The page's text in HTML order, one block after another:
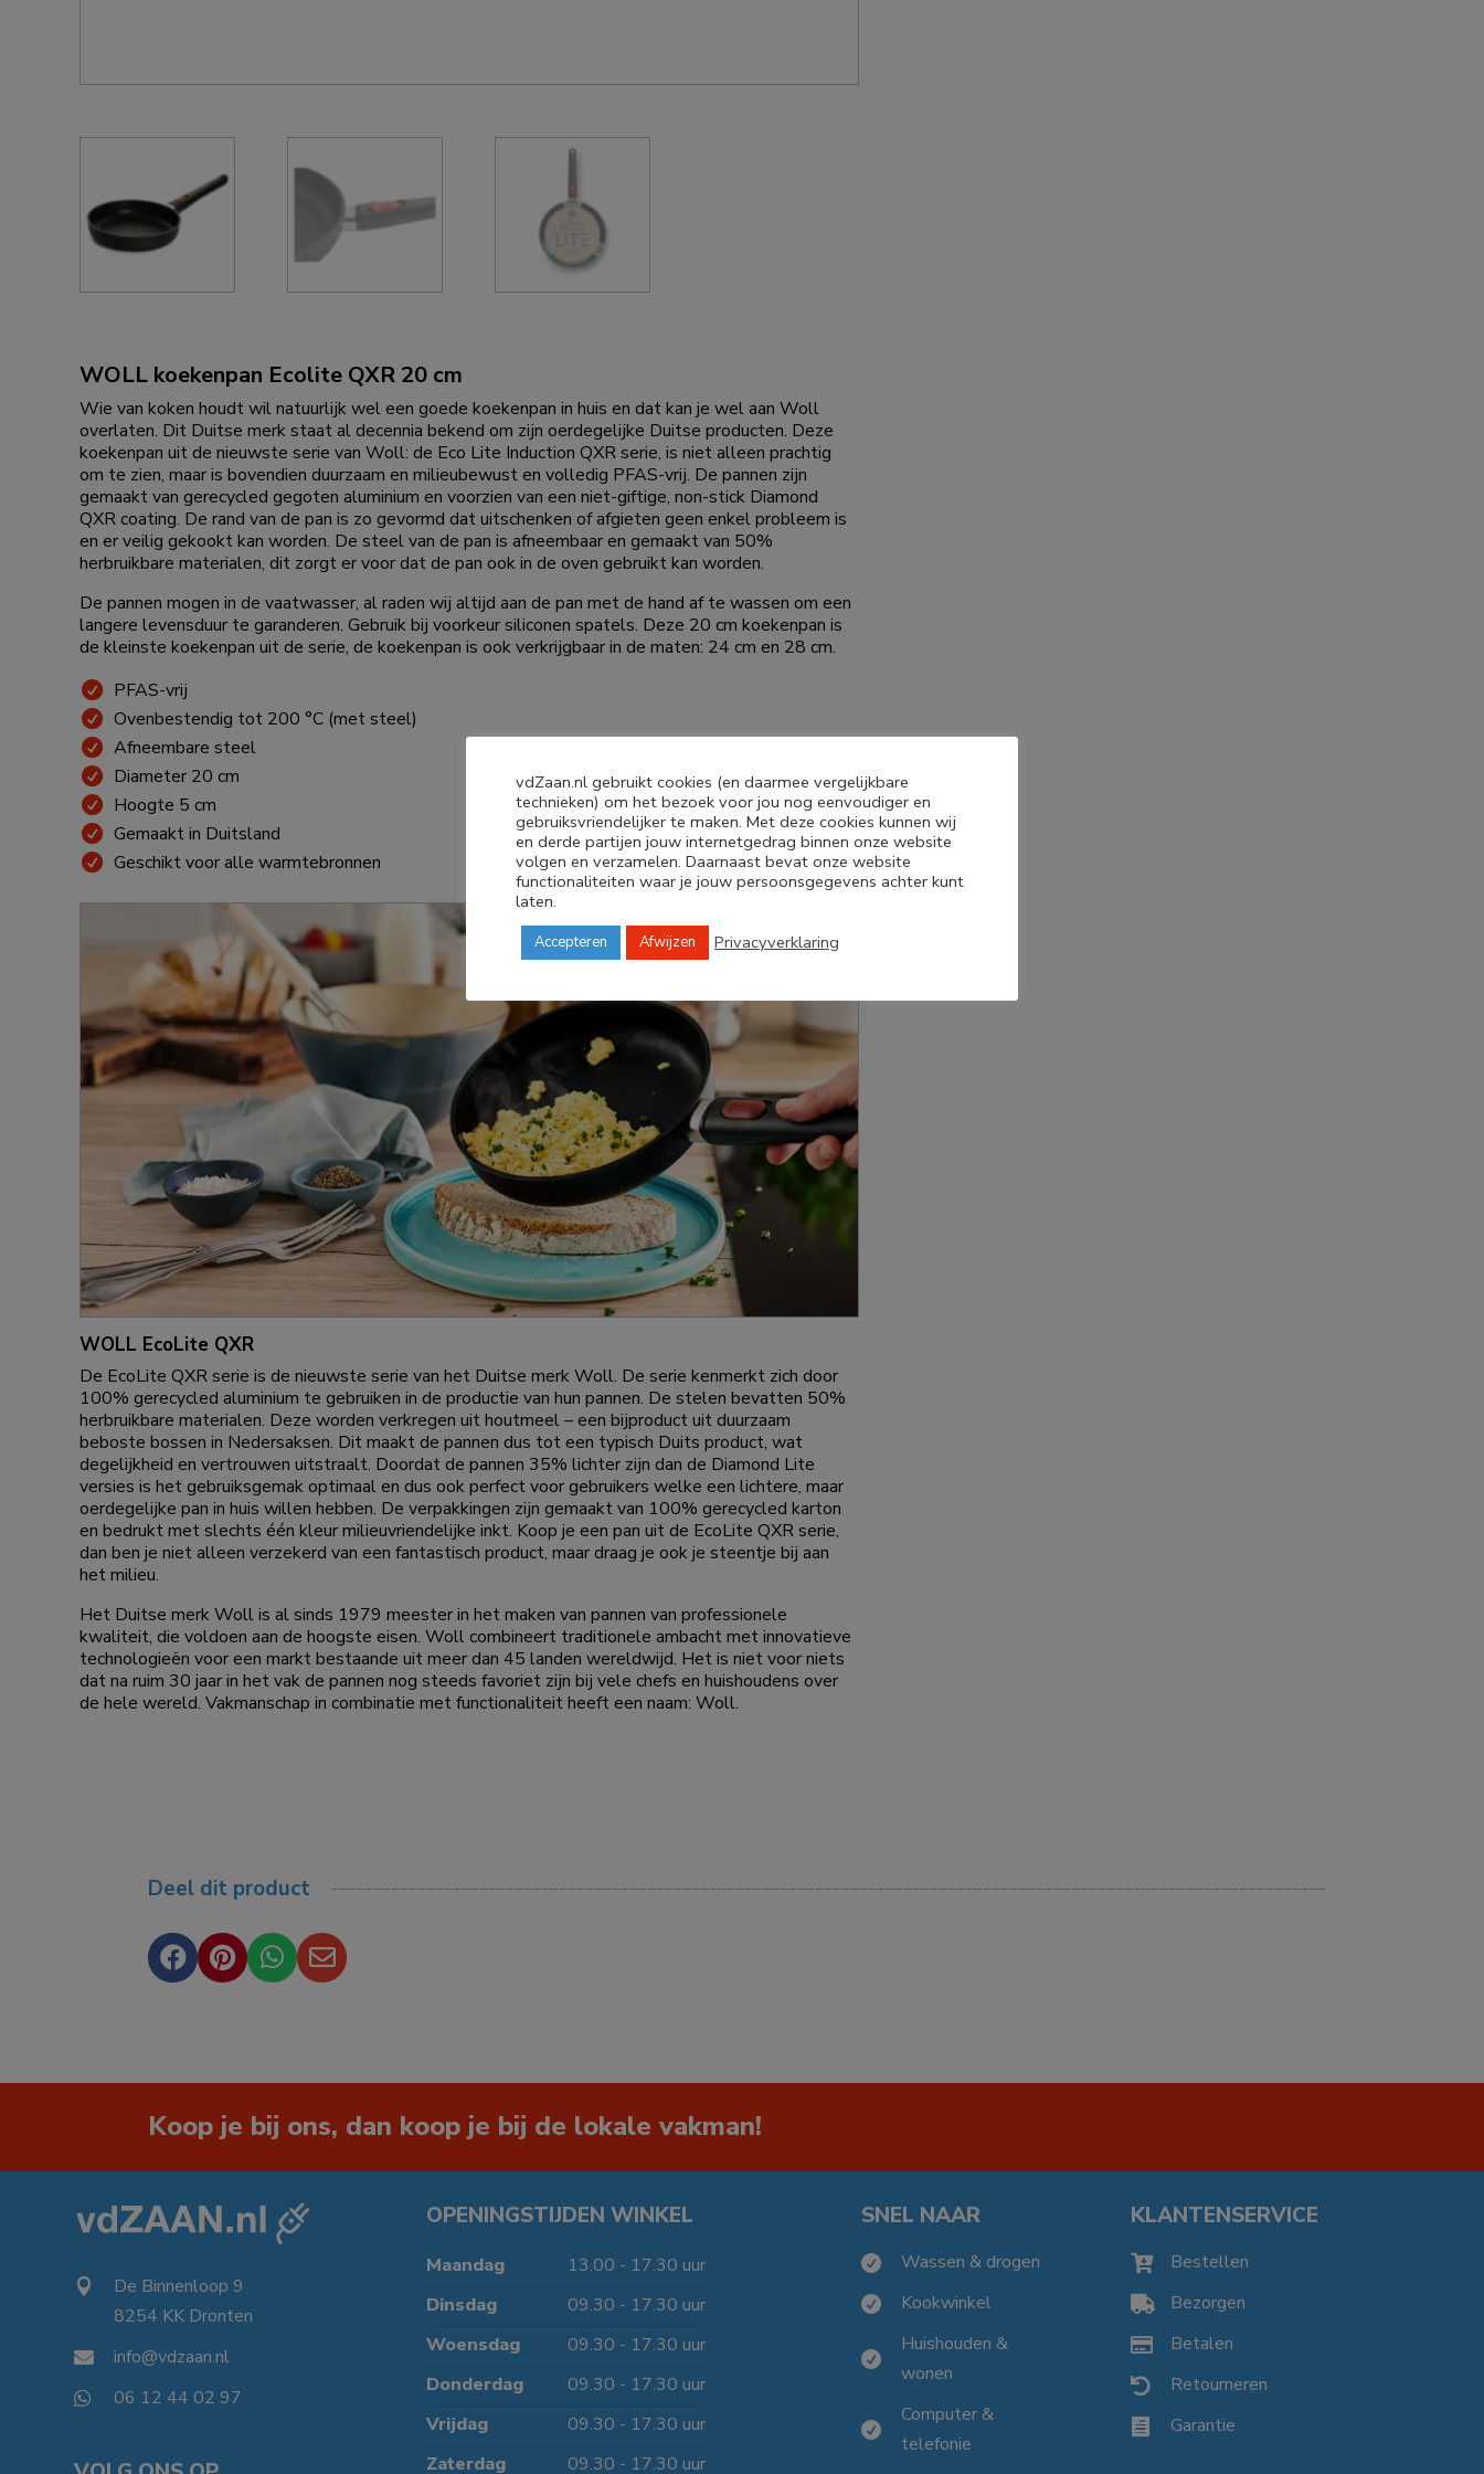
WOLL koekenpan Ecolite QXR 20 cm
Wie van koken houdt wil natuurlijk wel een goede koekenpan in huis en dat kan je wel aan Woll
overlaten. Dit Duitse merk staat al decennia bekend om zijn oerdegelijke Duitse producten. Deze
koekenpan uit de nieuwste serie van Woll: de Eco Lite Induction QXR serie, is niet alleen prachtig
om te zien, maar is bovendien duurzaam en milieubewust en volledig PFAS-vrij. De pannen zijn
gemaakt van gerecycled gegoten aluminium en voorzien van een niet-giftige, non-stick Diamond
QXR coating. De rand van de pan is zo gevormd dat uitschenken of afgieten geen enkel probleem is
en er veilig gekookt kan worden. De steel van de pan is afneembaar en gemaakt van 50%
herbruikbare materialen, dit zorgt er voor dat de pan ook in de oven gebruikt kan worden.
De pannen mogen in de vaatwasser, al raden wij altijd aan de pan met de hand af te wassen om een
langere levensduur te garanderen. Gebruik bij voorkeur siliconen spatels. Deze 20 cm koekenpan is
de kleinste koekenpan uit de serie, de koekenpan is ook verkrijgbaar in de maten: 24 cm en 28 cm.
PFAS-vrij
Ovenbestendig tot 200 °C (met steel)
Afneembare steel
Diameter 20 cm
Hoogte 5 cm
Gemaakt in Duitsland
Geschikt voor alle warmtebronnen
WOLL EcoLite QXR
De EcoLite QXR serie is de nieuwste serie van het Duitse merk Woll. De serie kenmerkt zich door
100% gerecycled aluminium te gebruiken in de productie van hun pannen. De stelen bevatten 50%
herbruikbare materialen. Deze worden verkregen uit houtmeel – een bijproduct uit duurzaam
beboste bossen in Nedersaksen. Dit maakt de pannen dus tot een typisch Duits product, wat
degelijkheid en vertrouwen uitstraalt. Doordat de pannen 35% lichter zijn dan de Diamond Lite
versies is het gebruiksgemak optimaal en dus ook perfect voor gebruikers welke een lichtere, maar
oerdegelijke pan in huis willen hebben. De verpakkingen zijn gemaakt van 100% gerecycled karton
en bedrukt met slechts één kleur milieuvriendelijke inkt. Koop je een pan uit de EcoLite QXR serie,
dan ben je niet alleen verzekerd van een fantastisch product, maar draag je ook je steentje bij aan
het milieu.
Het Duitse merk Woll is al sinds 1979 meester in het maken van pannen van professionele
kwaliteit, die voldoen aan de hoogste eisen. Woll combineert traditionele ambacht met innovatieve
technologieën voor een markt bestaande uit meer dan 45 landen wereldwijd. Het is niet voor niets
dat na ruim 30 jaar in het vak de pannen nog steeds favoriet zijn bij vele chefs en huishoudens over
de hele wereld. Vakmanschap in combinatie met functionaliteit heeft een naam: Woll.
Deel dit product
   
Koop je bij ons, dan koop je bij de lokale vakman!
 De Binnenloop 9
8254 KK Dronten
 info@vdzaan.nl
 06 12 44 02 97
OPENINGSTIJDEN WINKEL
Maandag
13.00 - 17.30 uur
Dinsdag
09.30 - 17.30 uur
Woensdag
09.30 - 17.30 uur
Donderdag
09.30 - 17.30 uur
Vrijdag
09.30 - 17.30 uur
Zaterdag
09.30 - 17.30 uur
SNEL NAAR
 Wassen & drogen
 Kookwinkel

Huishouden &
wonen

Computer &
telefonie
KLANTENSERVICE
 Bestellen
 Bezorgen
 Betalen
 Retourneren
 Garantie
vdZaan.nl gebruikt cookies (en daarmee vergelijkbare
technieken) om het bezoek voor jou nog eenvoudiger en
gebruiksvriendelijker te maken. Met deze cookies kunnen wij
en derde partijen jouw internetgedrag binnen onze website
volgen en verzamelen. Daarnaast bevat onze website
functionaliteiten waar je jouw persoonsgegevens achter kunt
laten.
Accepteren Afwijzen Privacyverklaring